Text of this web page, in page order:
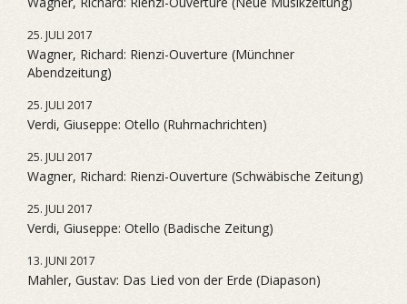
25. JULI 2017
Wagner, Richard: Rienzi-Ouverture (Münchner
Abendzeitung)
25. JULI 2017
Verdi, Giuseppe: Otello (Ruhrnachrichten)
25. JULI 2017
Wagner, Richard: Rienzi-Ouverture (Schwäbische Zeitung)
25. JULI 2017
Verdi, Giuseppe: Otello (Badische Zeitung)
13. JUNI 2017
Mahler, Gustav: Das Lied von der Erde (Diapason)